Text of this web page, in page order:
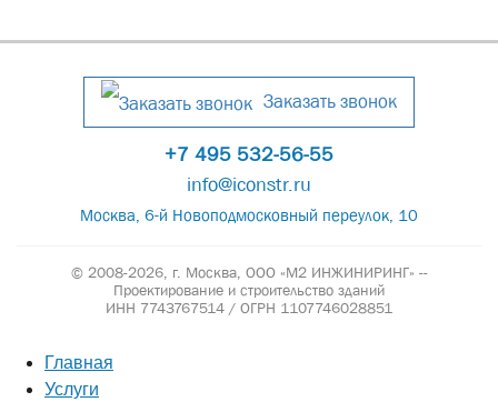
Заказать звонок
+7 495 532-56-55
info@iconstr.ru
Москва, 6-й Новоподмосковный переулок, 10
© 2008-2026, г. Москва, ООО «М2 ИНЖИНИРИНГ» --
Проектирование и строительство зданий
ИНН 7743767514 / ОГРН 1107746028851
Главная
Услуги